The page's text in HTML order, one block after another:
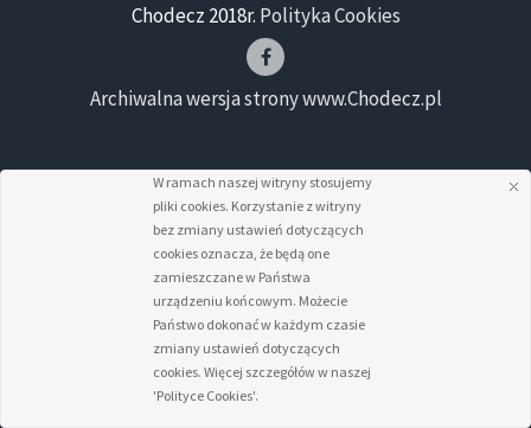
Chodecz 2018r. Polityka Cookies
Archiwalna wersja strony www.Chodecz.pl
W ramach naszej witryny stosujemy
pliki cookies. Korzystanie z witryny
bez zmiany ustawień dotyczących
cookies oznacza, że będą one
zamieszczane w Państwa
urządzeniu końcowym. Możecie
Państwo dokonać w każdym czasie
zmiany ustawień dotyczących
cookies. Więcej szczegółów w naszej
'Polityce Cookies'.